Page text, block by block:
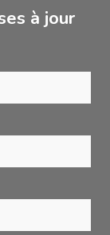
à jour